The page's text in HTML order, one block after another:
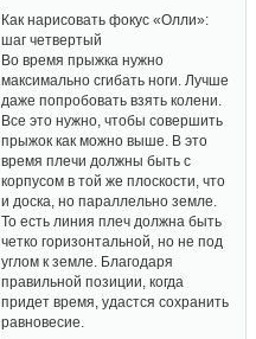
Как нарисовать фокус «Олли»:
шаг четвертый
Во время прыжка нужно
максимально сгибать ноги. Лучше
даже попробовать взять колени.
Все это нужно, чтобы совершить
прыжок как можно выше. В это
время плечи должны быть с
корпусом в той же плоскости, что
и доска, но параллельно земле.
То есть линия плеч должна быть
четко горизонтальной, но не под
углом к ​​земле. Благодаря
правильной позиции, когда
придет время, удастся сохранить
равновесие.